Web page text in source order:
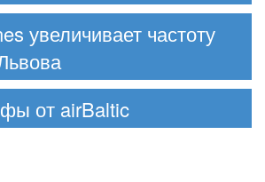
увеличивает частоту
от airBaltic